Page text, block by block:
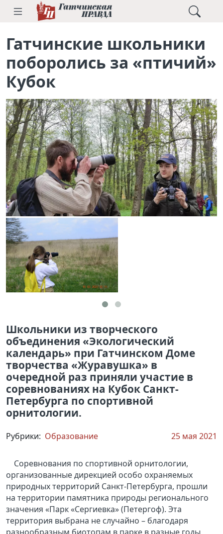
Гатчинские школьники
поборолись за «птичий»
Кубок
Школьники из творческого
объединения «Экологический
календарь» при Гатчинском Доме
творчества «Журавушка» в
очередной раз приняли участие в
соревнованиях на Кубок Санкт-
Петербурга по спортивной
орнитологии.
Рубрики: Образование 25 мая 2021
Соревнования по спортивной орнитологии,
организованные дирекцией особо охраняемых
природных территорий Санкт-Петербурга, прошли
на территории памятника природы регионального
значения «Парк «Сергиевка» (Петергоф). Эта
территория выбрана не случайно – благодаря